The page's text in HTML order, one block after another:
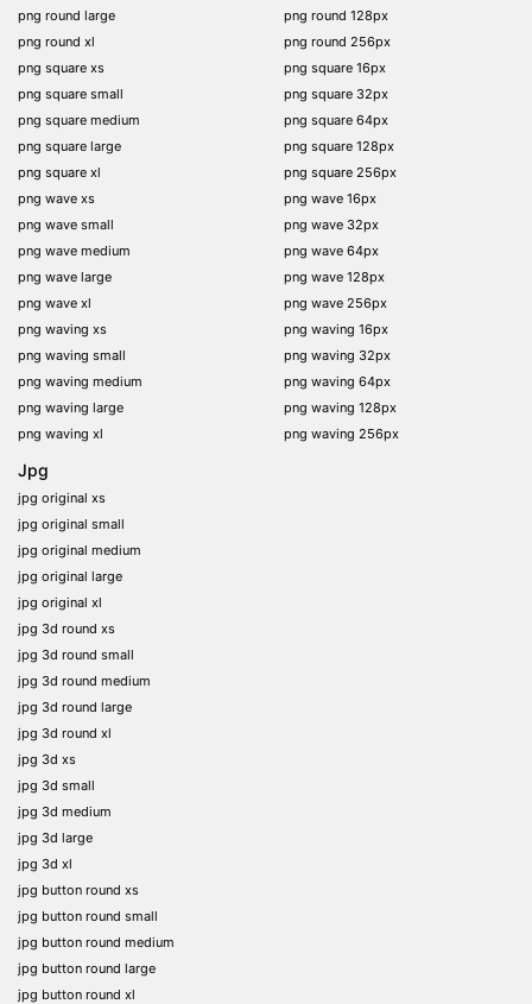
png round large
png round xl
png square xs
png square small
png square medium
png square large
png square xl
png wave xs
png wave small
png wave medium
png wave large
png wave xl
png waving xs
png waving small
png waving medium
png waving large
png waving xl
png round 128px
png round 256px
png square 16px
png square 32px
png square 64px
png square 128px
png square 256px
png wave 16px
png wave 32px
png wave 64px
png wave 128px
png wave 256px
png waving 16px
png waving 32px
png waving 64px
png waving 128px
png waving 256px
Jpg
jpg original xs
jpg original small
jpg original medium
jpg original large
jpg original xl
jpg 3d round xs
jpg 3d round small
jpg 3d round medium
jpg 3d round large
jpg 3d round xl
jpg 3d xs
jpg 3d small
jpg 3d medium
jpg 3d large
jpg 3d xl
jpg button round xs
jpg button round small
jpg button round medium
jpg button round large
jpg button round xl